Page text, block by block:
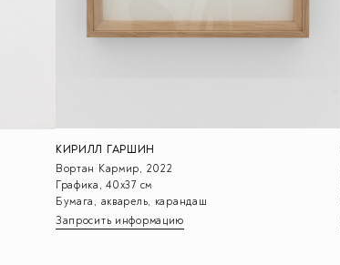
КИРИЛЛ ГАРШИН
Вортан Кармир, 2022
Графика, 40х37 см
Бумага, акварель, карандаш
Запросить информацию